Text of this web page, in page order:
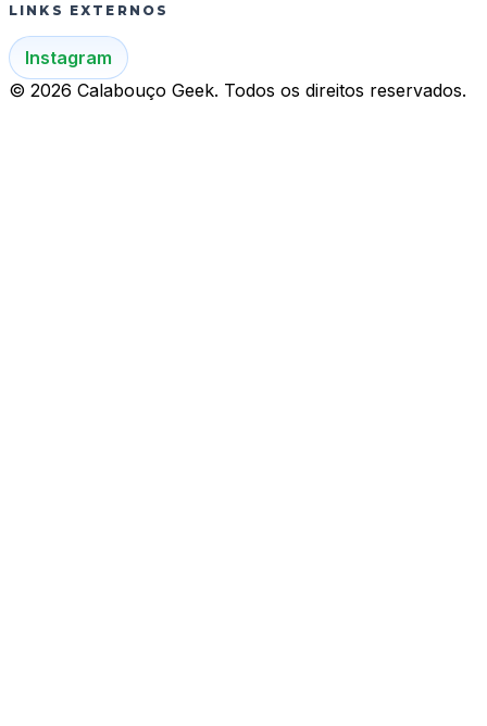
LINKS EXTERNOS
Instagram
© 2026 Calabouço Geek. Todos os direitos reservados.